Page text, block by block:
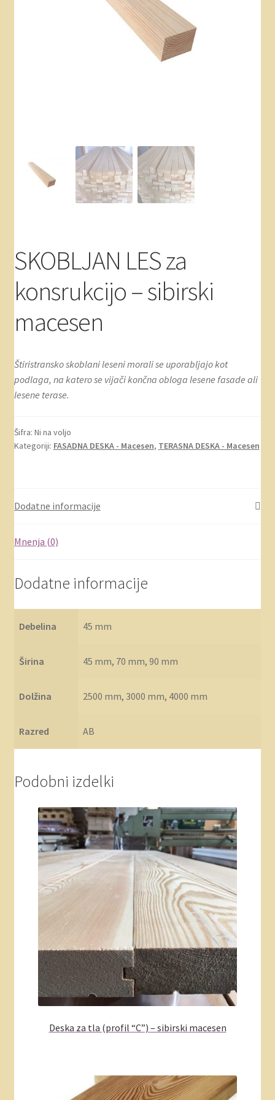
SKOBLJAN LES za
konsrukcijo – sibirski
macesen
Štiristransko skoblani leseni morali se uporabljajo kot
podlaga, na katero se vijači končna obloga lesene fasade ali
lesene terase.
Šifra: Ni na voljo
Kategoriji: FASADNA DESKA - Macesen, TERASNA DESKA - Macesen
Dodatne informacije
Mnenja (0)
Dodatne informacije
Debelina 45 mm
Širina 45 mm, 70 mm, 90 mm
Dolžina 2500 mm, 3000 mm, 4000 mm
Razred AB
Podobni izdelki
Deska za tla (profil “C”) – sibirski macesen